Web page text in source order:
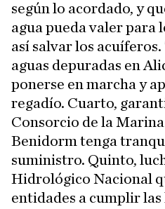
según lo acordado, y
agua pueda valer para
así salvar los
aguas depuradas en
ponerse en marcha y
regadío. Cuarto,
Consorcio de la
Benidorm tenga
suministro. Quinto,
Hidrológico Nacional
entidades a cumplir las